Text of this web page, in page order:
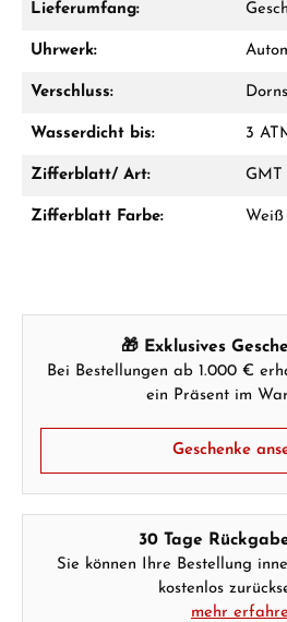
WhatsApp
Geschenk im
GESCHENKE ANSEHEN
Hersteller- &
Lieferumfang:
Uhrwerk:
Verschluss:
Wasserdicht bis: 3
Zifferblatt/ Art: GMT
Zifferblatt Farbe: Weiß
🎁 Exklusives
Bei Bestellungen ab 1.000 €
ein Präsent im
Geschenke
30 Tage
Sie können Ihre Bestellung
kostenlos
mehr